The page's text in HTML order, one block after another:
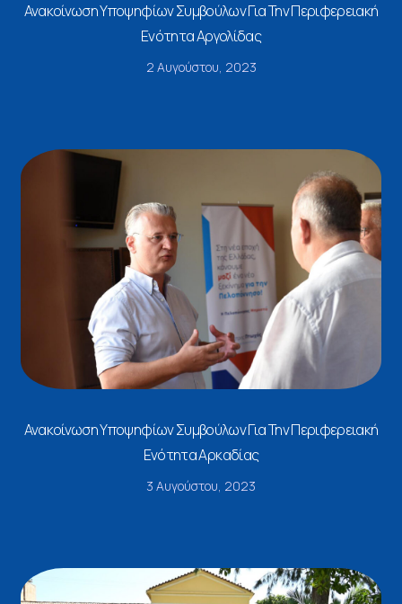
Ανακοίνωση Υποψηφίων Συμβούλων Για Την Περιφερειακή
Ενότητα Αργολίδας
2 Αυγούστου, 2023
Ανακοίνωση Υποψηφίων Συμβούλων Για Την Περιφερειακή
Ενότητα Αρκαδίας
3 Αυγούστου, 2023